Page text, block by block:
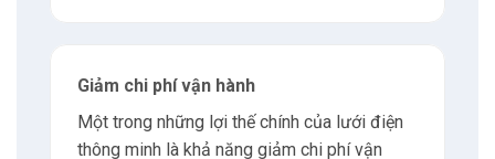
Giảm chi phí vận hành
Một trong những lợi thế chính của lưới điện
thông minh là khả năng giảm chi phí vận